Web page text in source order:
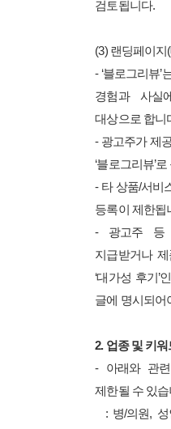
검토됩니다.
(3) 랜딩페이지
- ‘블로그리뷰
경험과 사
대상으로 합니
- 광고주가 제
‘블로그리뷰’
- 타 상품/서비
등록이 제한됩
- 광고주 등
지급받거나
‘대가성 후기’
글에 명시되어
2. 업종 및 키
- 아래와 관련
제한될 수 있습
: 병/의원, 성